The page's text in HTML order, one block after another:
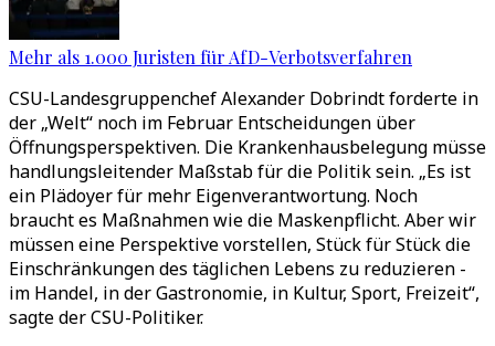
Mehr als 1.000 Juristen für AfD-Verbotsverfahren
CSU-Landesgruppenchef Alexander Dobrindt forderte in
der „Welt“ noch im Februar Entscheidungen über
Öffnungsperspektiven. Die Krankenhausbelegung müsse
handlungsleitender Maßstab für die Politik sein. „Es ist
ein Plädoyer für mehr Eigenverantwortung. Noch
braucht es Maßnahmen wie die Maskenpflicht. Aber wir
müssen eine Perspektive vorstellen, Stück für Stück die
Einschränkungen des täglichen Lebens zu reduzieren -
im Handel, in der Gastronomie, in Kultur, Sport, Freizeit“,
sagte der CSU-Politiker.